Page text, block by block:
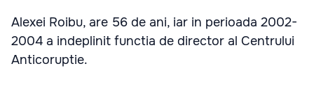
Alexei Roibu, are 56 de ani, iar in perioada 2002-
2004 a indeplinit functia de director al Centrului
Anticoruptie.